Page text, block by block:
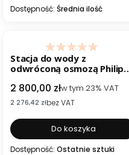
Dostępność: Średnia ilość
Stacja do wody z
odwróconą osmozą Philips
Szary
Cena brutto
2 800,00 złw tym 23% VAT
Cena netto
2 276,42 złbez VAT
Do koszyka
Dostępność: Ostatnie sztuki